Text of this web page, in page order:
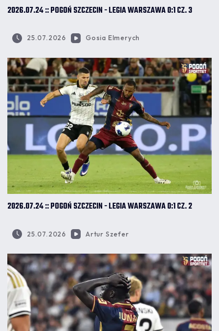
2026.07.24 :: POGOŃ SZCZECIN - LEGIA WARSZAWA 0:1 CZ. 3
25.07.2026 Gosia Elmerych
2026.07.24 :: POGOŃ SZCZECIN - LEGIA WARSZAWA 0:1 CZ. 2
25.07.2026 Artur Szefer